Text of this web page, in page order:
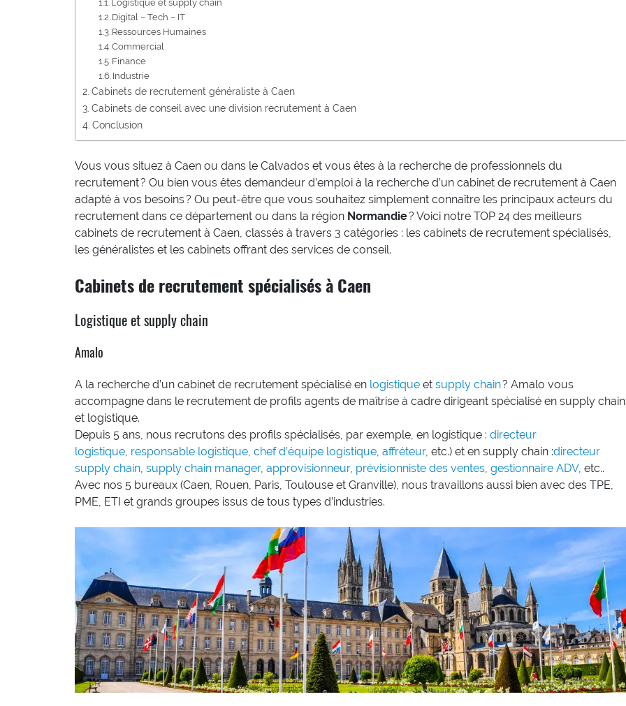
Logistique et supply chain
Digital – Tech – IT
Ressources Humaines
Commercial
Finance
Industrie
Cabinets de recrutement généraliste à Caen
Cabinets de conseil avec une division recrutement à Caen
Conclusion
Vous vous situez à Caen ou dans le Calvados et vous êtes à la recherche de professionnels du
recrutement ? Ou bien vous êtes demandeur d’emploi à la recherche d’un cabinet de recrutement à Caen
adapté à vos besoins ? Ou peut-être que vous souhaitez simplement connaître les principaux acteurs du
recrutement dans ce département ou dans la région Normandie? Voici notre TOP 24 des meilleurs
cabinets de recrutement à Caen, classés à travers 3 catégories : les cabinets de recrutement spécialisés,
les généralistes et les cabinets offrant des services de conseil.
Cabinets de recrutement spécialisés à Caen
Logistique et supply chain
Amalo
A la recherche d’un cabinet de recrutement spécialisé en logistique et supply chain? Amalo vous
accompagne dans le recrutement de profils agents de maîtrise à cadre dirigeant spécialisé en supply chain
et logistique.
Depuis 5 ans, nous recrutons des profils spécialisés, par exemple, en logistique : directeur
logistique, responsable logistique, chef d’équipe logistique, affréteur, etc.) et en supply chain :directeur
supply chain, supply chain manager, approvisionneur, prévisionniste des ventes, gestionnaire ADV, etc..
Avec nos 5 bureaux (Caen, Rouen, Paris, Toulouse et Granville), nous travaillons aussi bien avec des TPE,
PME, ETI et grands groupes issus de tous types d’industries.